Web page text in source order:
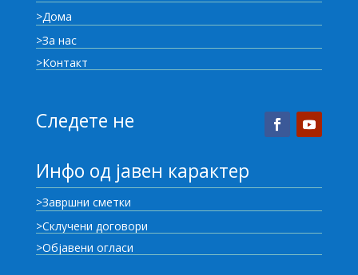
>Дома
>За нас
>Контакт
Следете не
Инфо од јавен карактер
>Завршни сметки
>Склучени договори
>Објавени огласи